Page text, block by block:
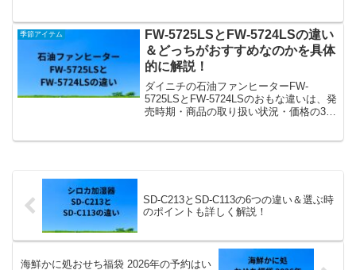
ます。
季節アイテム
FW-5725LSとFW-5724LSの違い
＆どっちがおすすめなのかを具体
的に解説！
ダイニチの石油ファンヒーターFW-
5725LSとFW-5724LSのおもな違いは、発
売時期・商品の取り扱い状況・価格の3点
SD-C213とSD-C113の6つの違い＆選ぶ時
のポイントも詳しく解説！
海鮮かに処おせち福袋 2026年の予約はい